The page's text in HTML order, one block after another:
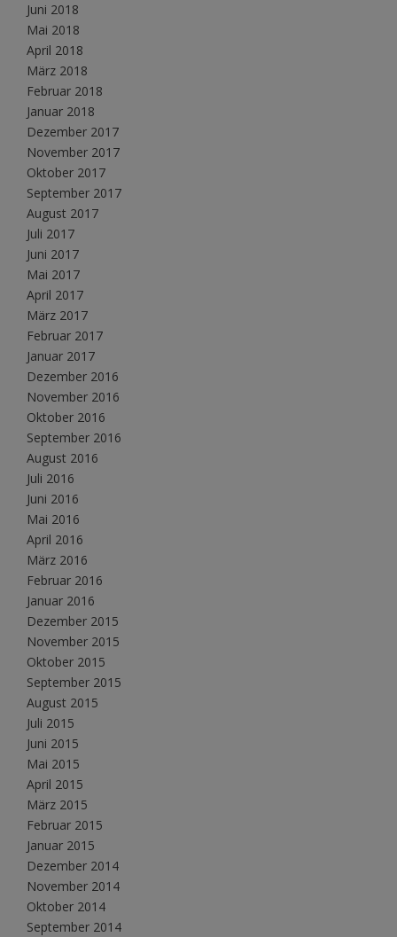
Juni 2018
Mai 2018
April 2018
März 2018
Februar 2018
Januar 2018
Dezember 2017
November 2017
Oktober 2017
September 2017
August 2017
Juli 2017
Juni 2017
Mai 2017
April 2017
März 2017
Februar 2017
Januar 2017
Dezember 2016
November 2016
Oktober 2016
September 2016
August 2016
Juli 2016
Juni 2016
Mai 2016
April 2016
März 2016
Februar 2016
Januar 2016
Dezember 2015
November 2015
Oktober 2015
September 2015
August 2015
Juli 2015
Juni 2015
Mai 2015
April 2015
März 2015
Februar 2015
Januar 2015
Dezember 2014
November 2014
Oktober 2014
September 2014